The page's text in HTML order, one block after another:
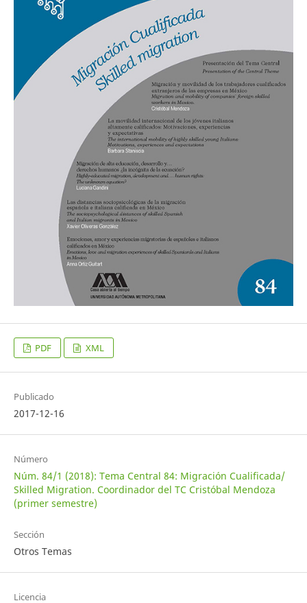
PDF XML
Publicado
2017-12-16
Número
Núm. 84/1 (2018): Tema Central 84: Migración Cualificada/
Skilled Migration. Coordinador del TC Cristóbal Mendoza
(primer semestre)
Sección
Otros Temas
Licencia